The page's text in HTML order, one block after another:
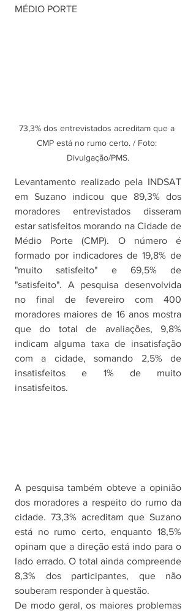
MÉDIO PORTE
73,3% dos entrevistados acreditam que a
CMP está no rumo certo. / Foto:
Divulgação/PMS.
Levantamento realizado pela INDSAT
em Suzano indicou que 89,3% dos
moradores entrevistados disseram
estar satisfeitos morando na Cidade de
Médio Porte (CMP). O número é
formado por indicadores de 19,8% de
"muito satisfeito" e 69,5% de
"satisfeito". A pesquisa desenvolvida
no final de fevereiro com 400
moradores maiores de 16 anos mostra
que do total de avaliações, 9,8%
indicam alguma taxa de insatisfação
com a cidade, somando 2,5% de
insatisfeitos e 1% de muito
insatisfeitos.
A pesquisa também obteve a opinião
dos moradores a respeito do rumo da
cidade. 73,3% acreditam que Suzano
está no rumo certo, enquanto 18,5%
opinam que a direção está indo para o
lado errado. O total ainda compreende
8,3% dos participantes, que não
souberam responder à questão.
De modo geral, os maiores problemas